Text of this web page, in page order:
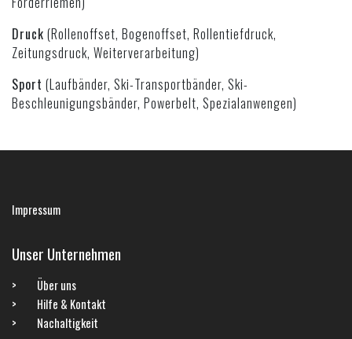
Druck (Rollenoffset, Bogenoffset, Rollentiefdruck,
Zeitungsdruck, Weiterverarbeitung)
Sport (Laufbänder, Ski-Transportbänder, Ski-
Beschleunigungsbänder, Powerbelt, Spezialanwengen)
Impressum
Unser Unternehmen
Über uns
Hilfe & Kontakt
Nachaltigkeit